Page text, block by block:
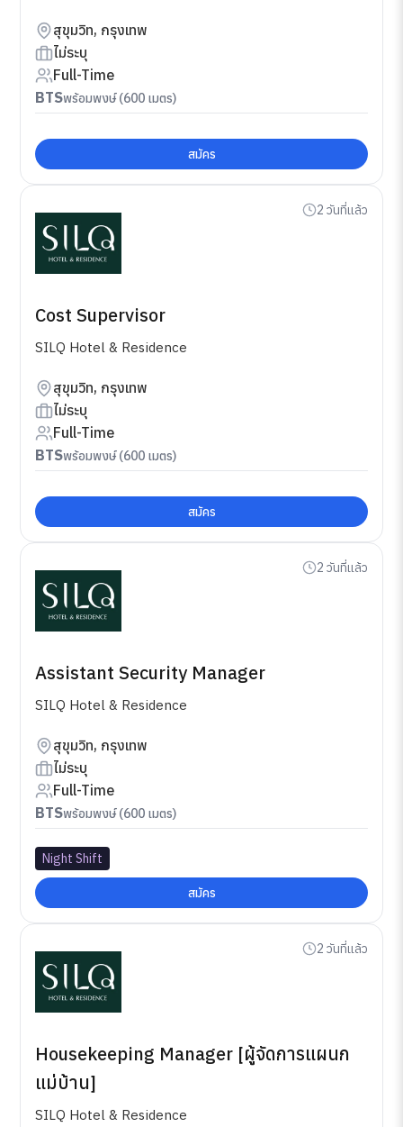
สุขุมวิท, กรุงเทพ
ไม่ระบุ
Full-Time
BTSพร้อมพงษ์ (600 เมตร)
สมัคร
2 วันที่แล้ว
Cost Supervisor
SILQ Hotel & Residence
สุขุมวิท, กรุงเทพ
ไม่ระบุ
Full-Time
BTSพร้อมพงษ์ (600 เมตร)
สมัคร
2 วันที่แล้ว
Assistant Security Manager
SILQ Hotel & Residence
สุขุมวิท, กรุงเทพ
ไม่ระบุ
Full-Time
BTSพร้อมพงษ์ (600 เมตร)
Night Shift
สมัคร
2 วันที่แล้ว
Housekeeping Manager [ผู้จัดการแผนก
แม่บ้าน]
SILQ Hotel & Residence